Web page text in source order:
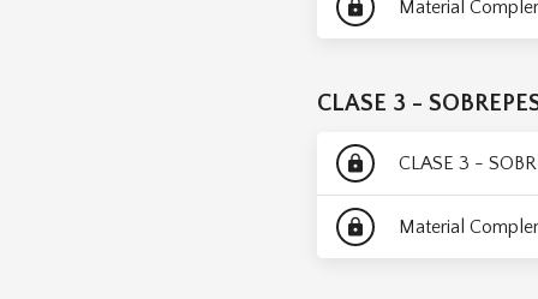
lock Material
CLASE 3 -
lock CLASE 3 -
lock Material